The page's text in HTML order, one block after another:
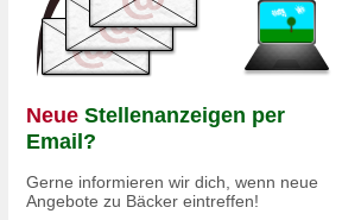
Neue Stellenanzeigen per
Email?
Gerne informieren wir dich, wenn neue
Angebote zu Bäcker eintreffen!